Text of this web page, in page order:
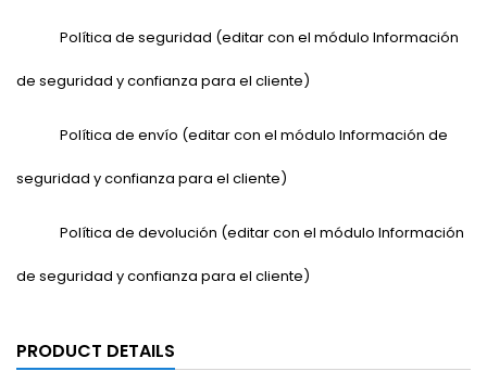
Política de seguridad (editar con el módulo Información
de seguridad y confianza para el cliente)
Política de envío (editar con el módulo Información de
seguridad y confianza para el cliente)
Política de devolución (editar con el módulo Información
de seguridad y confianza para el cliente)
PRODUCT DETAILS